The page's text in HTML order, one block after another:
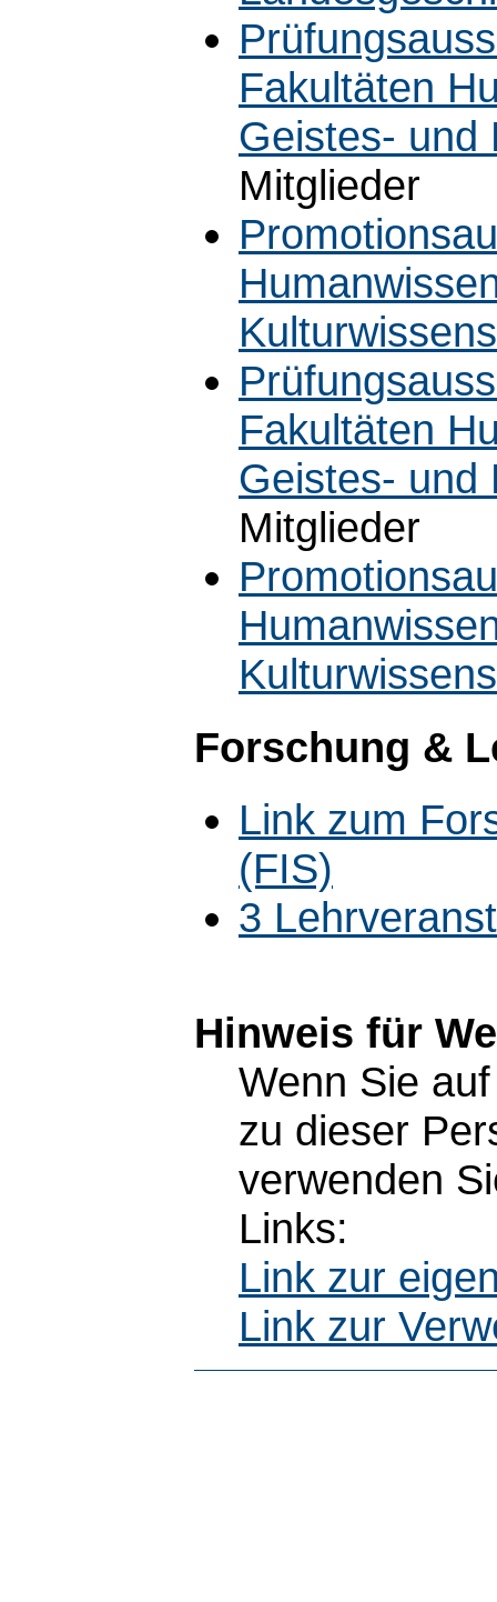
Fakultäten
Geistes- und
Mitglieder
Fakultäten
Geistes-
Mitglieder
Forschung &
Link zum
(FIS)
3
Hinweis für
Wenn Sie
zu dieser
verwenden
Links:
Link zur
Link zur